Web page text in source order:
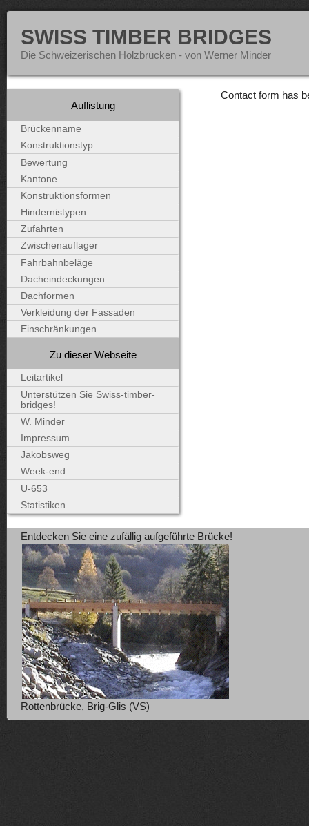
SWISS TIMBER BRIDGES
Die Schweizerischen Holzbrücken - von Werner Minder
Contact form has
Auflistung
Brückenname
Konstruktionstyp
Bewertung
Kantone
Konstruktionsformen
Hindernistypen
Zufahrten
Zwischenauflager
Fahrbahnbeläge
Dacheindeckungen
Dachformen
Verkleidung der Fassaden
Einschränkungen
Zu dieser Webseite
Leitartikel
Unterstützen Sie Swiss-timber-
bridges!
W. Minder
Impressum
Jakobsweg
Week-end
U-653
Statistiken
Entdecken Sie eine zufällig aufgeführte Brücke!
Rottenbrücke, Brig-Glis (VS)